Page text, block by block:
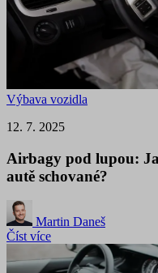
Výbava vozidla
12. 7. 2025
Airbagy pod lupou:
autě schované?
Martin Daneš
Číst více